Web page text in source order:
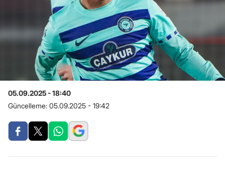
05.09.2025 - 18:40
Güncelleme: 05.09.2025 - 19:42